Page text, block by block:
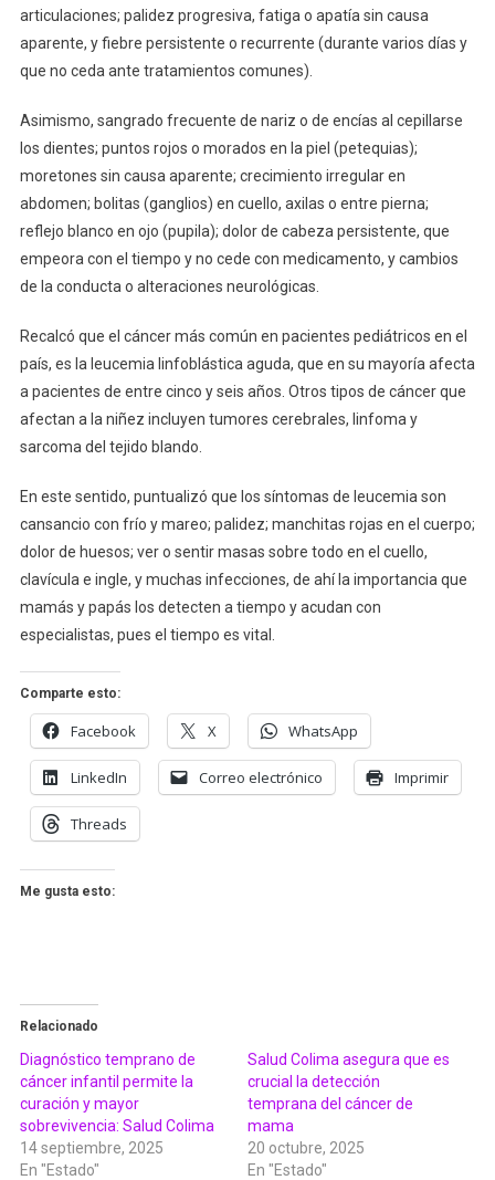
articulaciones; palidez progresiva, fatiga o apatía sin causa
aparente, y fiebre persistente o recurrente (durante varios días y
que no ceda ante tratamientos comunes).
Asimismo, sangrado frecuente de nariz o de encías al cepillarse
los dientes; puntos rojos o morados en la piel (petequias);
moretones sin causa aparente; crecimiento irregular en
abdomen; bolitas (ganglios) en cuello, axilas o entre pierna;
reflejo blanco en ojo (pupila); dolor de cabeza persistente, que
empeora con el tiempo y no cede con medicamento, y cambios
de la conducta o alteraciones neurológicas.
Recalcó que el cáncer más común en pacientes pediátricos en el
país, es la leucemia linfoblástica aguda, que en su mayoría afecta
a pacientes de entre cinco y seis años. Otros tipos de cáncer que
afectan a la niñez incluyen tumores cerebrales, linfoma y
sarcoma del tejido blando.
En este sentido, puntualizó que los síntomas de leucemia son
cansancio con frío y mareo; palidez; manchitas rojas en el cuerpo;
dolor de huesos; ver o sentir masas sobre todo en el cuello,
clavícula e ingle, y muchas infecciones, de ahí la importancia que
mamás y papás los detecten a tiempo y acudan con
especialistas, pues el tiempo es vital.
Comparte esto:
Facebook X WhatsApp
LinkedIn Correo electrónico Imprimir
Threads
Me gusta esto:
Relacionado
Diagnóstico temprano de
cáncer infantil permite la
curación y mayor
sobrevivencia: Salud Colima
14 septiembre, 2025
En "Estado"
Salud Colima asegura que es
crucial la detección
temprana del cáncer de
mama
20 octubre, 2025
En "Estado"